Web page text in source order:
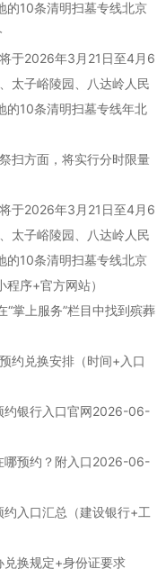
的10条清明扫墓专线北京
于2026年3月21日至4月6
太子峪陵园、八达岭人民
的10条清明扫墓专线年北
方面，将实行分时限量
于2026年3月21日至4月6
太子峪陵园、八达岭人民
的10条清明扫墓专线北京
序+官方网站）
掌上服务”栏目中找到殡葬
兑换安排（时间+入口
银行入口官网2026-06-
预约？附入口2026-06-
入口汇总（建设银行+工
换规定+身份证要求